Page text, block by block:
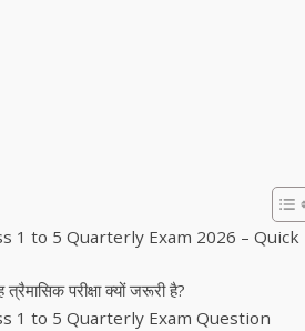
1 to 5 Quarterly Exam 2026 – Quick
परीक्षा क्यों जरूरी है?
1 to 5 Quarterly Exam Question